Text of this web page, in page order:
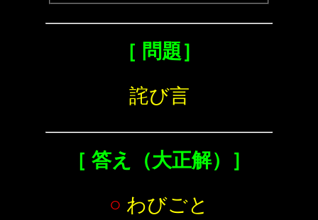
［ 問題］
詫び言
［ 答え（大正解）］
○ わびごと